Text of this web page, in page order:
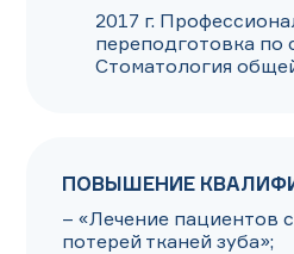
2017 г.
переподготовка по
Cтоматология
ПОВЫШЕНИЕ
– «Лечение пациентов
потерей тканей зуба»;